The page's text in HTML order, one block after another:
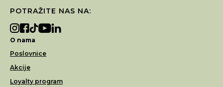
POTRAŽITE NAS NA:
O nama
Poslovnice
Akcije
Loyalty program